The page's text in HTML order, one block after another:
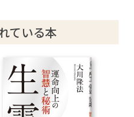
「真のエクソシス
い「場所」
の実態
外科手術型エクソシ
ている本